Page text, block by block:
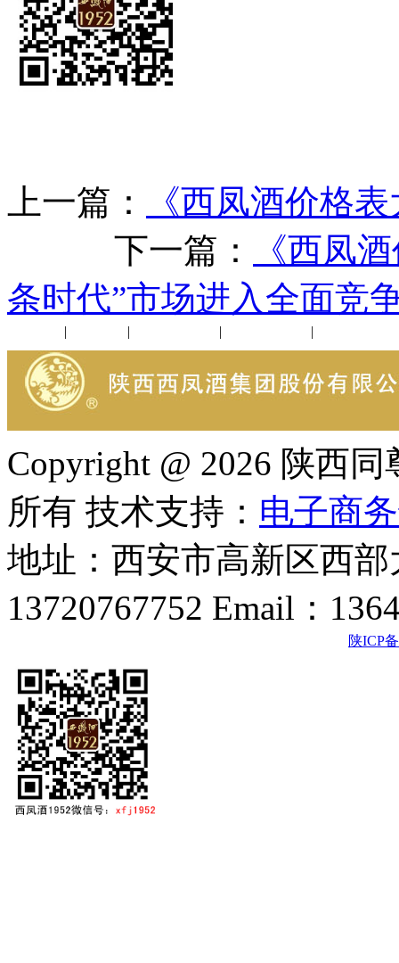
上一篇：
《西凤酒价格
下一篇：
《西凤
条时代”市场进入全面竞
| | | |
Copyright @ 2026 陕西
所有 技术支持： 电子商
地址：西安市高新区西
13720767752 Email：
陕ICP